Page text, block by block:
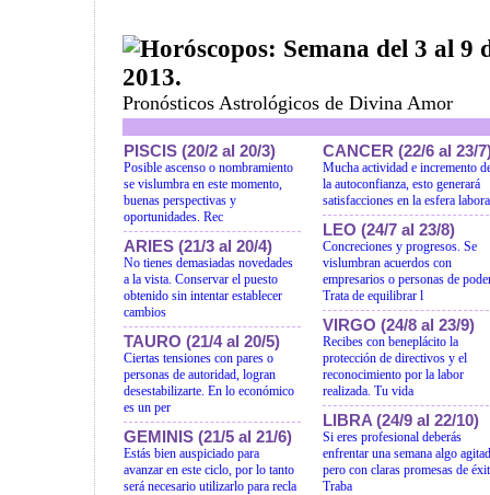
Horóscopos: Semana del 3 al 9
2013.
Pronósticos Astrológicos de Divina Amor
PISCIS (20/2 al 20/3)
Posible ascenso o nombramiento
se vislumbra en este momento,
buenas perspectivas y
oportunidades. Rec
ARIES (21/3 al 20/4)
No tienes demasiadas novedades
a la vista. Conservar el puesto
obtenido sin intentar establecer
cambios
TAURO (21/4 al 20/5)
Ciertas tensiones con pares o
personas de autoridad, logran
desestabilizarte. En lo económico
es un per
GEMINIS (21/5 al 21/6)
Estás bien auspiciado para
avanzar en este ciclo, por lo tanto
será necesario utilizarlo para recla
CANCER (22/6 al 23/
Mucha actividad e incremento
la autoconfianza, esto generará
satisfacciones en la esfera
LEO (24/7 al 23/8)
Concreciones y progresos. Se
vislumbran acuerdos con
empresarios o personas de
Trata de equilibrar l
VIRGO (24/8 al 23/9)
Recibes con beneplácito la
protección de directivos y el
reconocimiento por la labor
realizada. Tu vida
LIBRA (24/9 al 22/10)
Si eres profesional deberás
enfrentar una semana algo
pero con claras promesas de
Traba